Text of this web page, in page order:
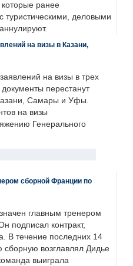
ранее
туристическими, деловыми
на визы в Казани,
на визы в трех
перестанут
Самары и Уфы.
на визы
Генерального
сборной Франции по
главным тренером
подписал контракт,
В течение последних 14
сборную возглавлял Дидье
выиграла